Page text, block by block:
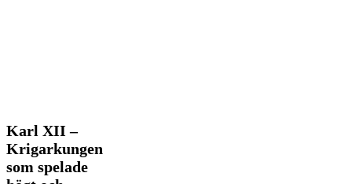
Karl
XII
–
Krigarkungen
Karl XII –
Krigarkungen
som spelade